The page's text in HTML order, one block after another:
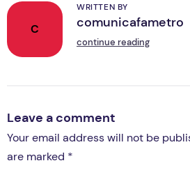
C
WRITTEN BY
comunicafametro
continue reading
Leave a comment
Your email address will not be
are marked *